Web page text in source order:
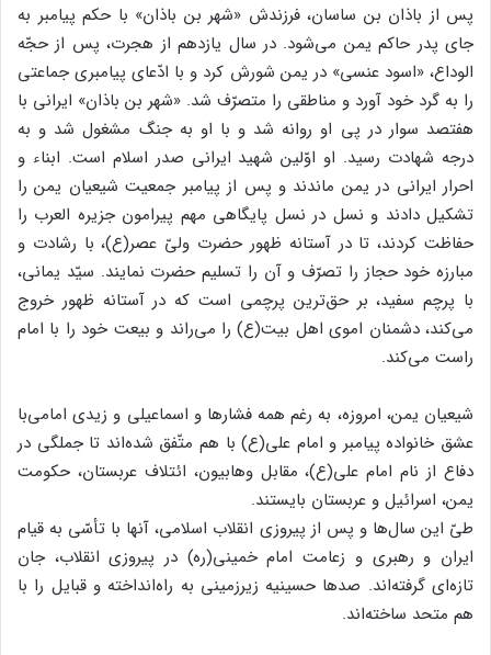
پس از باذان بن ساسان، فرزندش «شهر بن باذان» با حکم پیامبر به
جای پدر حاکم یمن می‌شود. در سال یازدهم از هجرت، پس از حجّه
الوداع، «اسود عنسی» در یمن شورش کرد و با ادّعای پیامبری جماعتی
را به گرد خود آورد و مناطقی را متصرّف شد. «شهر بن باذان» ایرانی با
هفتصد سوار در پی او روانه شد و با او به جنگ مشغول شد و به
درجه شهادت رسید. او اوّلین شهید ایرانی صدر اسلام است. ابناء و
احرار ایرانی در یمن ماندند و پس از پیامبر جمعیت شیعیان یمن را
تشکیل دادند و نسل در نسل پایگاهی مهم پیرامون جزیره العرب را
حفاظت کردند، تا در آستانه ظهور حضرت ولیّ عصر(ع)، با رشادت و
مبارزه خود حجاز را تصرّف و آن را تسلیم حضرت نمایند. سیّد یمانی،
با پرچم سفید، بر حق‌ترین پرچمی است که در آستانه ظهور خروج
می‌کند، دشمنان اموی اهل بیت(ع) را می‌راند و بیعت خود را با امام
راست می‌کند.
شیعیان یمن، امروزه، به رغم همه فشارها و اسماعیلی و زیدی امامی‌با
عشق خانواده پیامبر و امام علی(ع) با هم متّفق شده‌اند تا جملگی در
دفاع از نام امام علی(ع)، مقابل وهابیون، ائتلاف عربستان، حکومت
یمن، اسرائیل و عربستان بایستند.
طیّ این سال‌ها و پس از پیروزی انقلاب اسلامی، آنها با تأسّی به قیام
ایران و رهبری و زعامت امام خمینی(ره) در پیروزی انقلاب، جان
تازه‌ای گرفته‌اند. صدها حسینیه زیرزمینی به راه‌انداخته و قبایل را با
هم متحد ساخته‌اند.